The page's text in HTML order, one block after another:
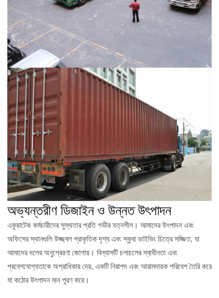
অভ্যন্তরীণ ডিজাইন ও উন্নত উৎপাদন
একুয়াটেক কর্মচারীদের সুস্থতার প্রতি গভীর যত্নশীল। আমাদের উৎপাদন এবং
অফিসের স্থানগুলি উজ্জ্বল প্রাকৃতিক দৃশ্য এবং স্কুবা ডাইভিং চিত্রে সজ্জিত, যা
আমাদের দলের অনুপ্রেরণা জোগায়। বিন্যাসটি চলাচলের স্বাধীনতা এবং
প্রবেশযোগ্যতাকে অগ্রাধিকার দেয়, একটি নিরাপদ এবং আরামদায়ক পরিবেশ তৈরি করে
যা কঠোর উৎপাদন মান পূরণ করে।